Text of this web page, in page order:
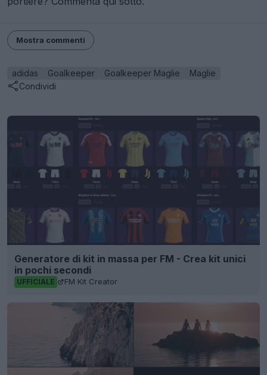
Mostra commenti
adidas Goalkeeper Goalkeeper Maglie
Maglie
Condividi
Generatore di kit in massa per FM - Crea kit unici
in pochi secondi
UFFICIALE FM Kit Creator